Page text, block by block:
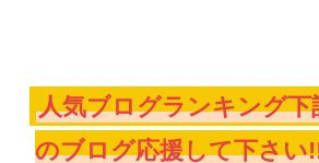
人気ブログランキング下
のブログ応援して下さい